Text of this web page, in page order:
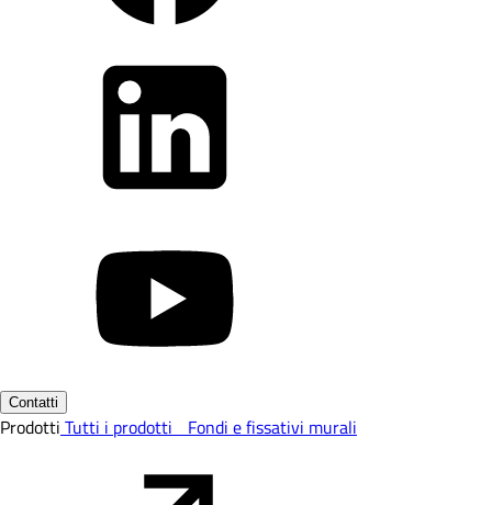
Contatti
Prodotti Tutti i prodotti Fondi e fissativi murali